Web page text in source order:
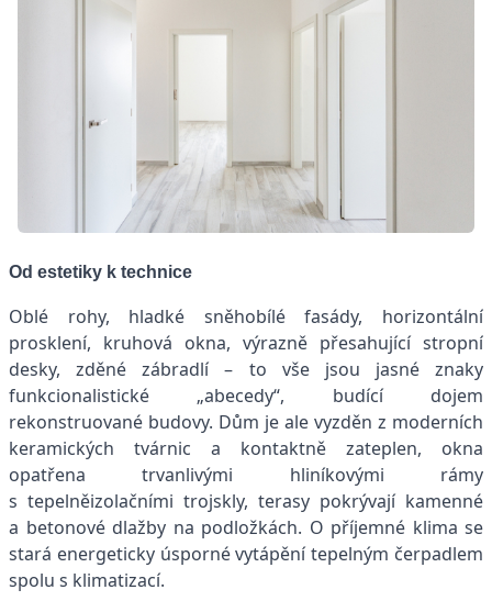
Od estetiky k technice
Oblé rohy, hladké sněhobílé fasády, horizontální
prosklení, kruhová okna, výrazně přesahující stropní
desky, zděné zábradlí – to vše jsou jasné znaky
funkcionalistické „abecedy“, budící dojem
rekonstruované budovy. Dům je ale vyzděn z moderních
keramických tvárnic a kontaktně zateplen, okna
opatřena trvanlivými hliníkovými rámy
s tepelněizolačními trojskly, terasy pokrývají kamenné
a betonové dlažby na podložkách. O příjemné klima se
stará energeticky úsporné vytápění tepelným čerpadlem
spolu s klimatizací.